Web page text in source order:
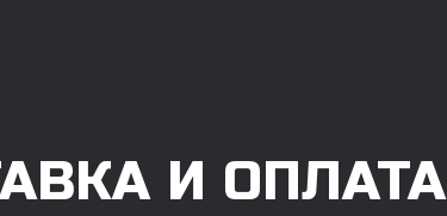
И ОПЛАТА